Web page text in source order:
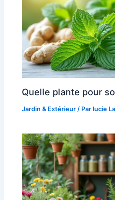
Quelle plante pour
Jardin & Extérieur / Parlucie